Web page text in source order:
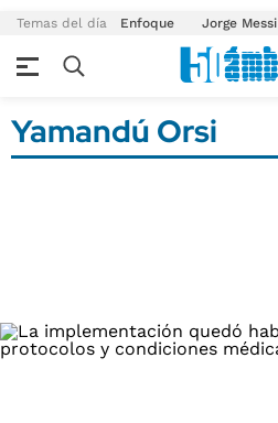
Temas del día Enfoque Jorge Messi
Yamandú Orsi